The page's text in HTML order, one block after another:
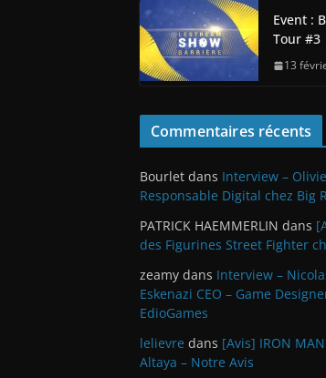
Event :
Tour #3
13
Commentaires récents
Bourlet dans Interview –
Responsable Digital chez Big
PATRICK HAEMMERLIN dans
des Figurines Street Fighter
zeamy dans Interview –
Eskenazi CEO – Game
EdioGames
lelievre dans [Avis] IRON
Altaya – Notre Avis